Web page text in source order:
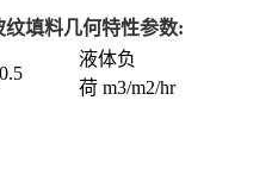
纹填料几何特性参数:
液体负
荷 m3/m2/hr